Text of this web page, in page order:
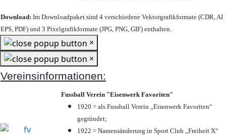
Download: Im Downloadpaket sind 4 verschiedene Vektorgrafikformate (CDR, AI
EPS, PDF) und 3 Pixelgrafikformate (JPG, PNG, GIF) enthalten.
×
×
Vereinsinformationen:
Fussball Verein "Eisenwerk Favoriten"
1920 = als Fussball Verein „Eisenwerk Favoriten“
gegründet;
1922 = Namensänderung in Sport Club „Freiheit X“